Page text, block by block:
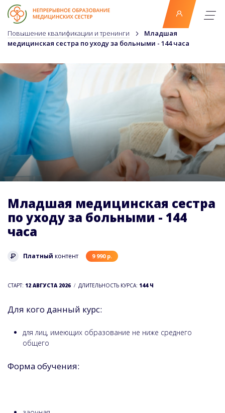
Повышение квалификации и тренинги
Младшая
медицинская сестра по уходу за больными - 144 часа
Младшая медицинская сестра
по уходу за больными - 144
часа
Платный контент 9 990 р.
СТАРТ: 12 АВГУСТА 2026 ДЛИТЕЛЬНОСТЬ КУРСА: 144 Ч
Для кого данный курс:
для лиц, имеющих образование не ниже среднего
общего
Форма обучения: